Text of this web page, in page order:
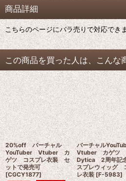
商品詳細
こちらのページにバラ売りで対応でき
この商品を買った人は、こんな
20%off バーチャル
YouTuber Vtuber カ
ゲツ コスプレ衣装 セ
ットで発売可
[CGCY1877]
バーチャル
Vtuber カゲツ
Dytica 2周年記
スプレウィッグ
レ衣装 [F-5983]